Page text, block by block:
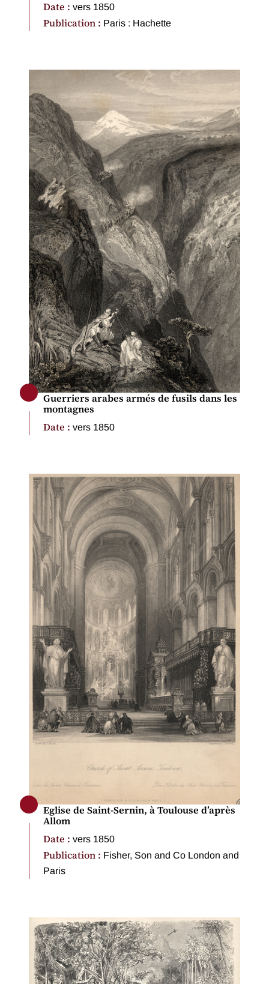
Date : vers 1850
Publication : Paris : Hachette
Guerriers arabes armés de fusils dans les
montagnes
Date : vers 1850
Eglise de Saint-Sernin, à Toulouse d’après
Allom
Date : vers 1850
Publication : Fisher, Son and Co London and
Paris